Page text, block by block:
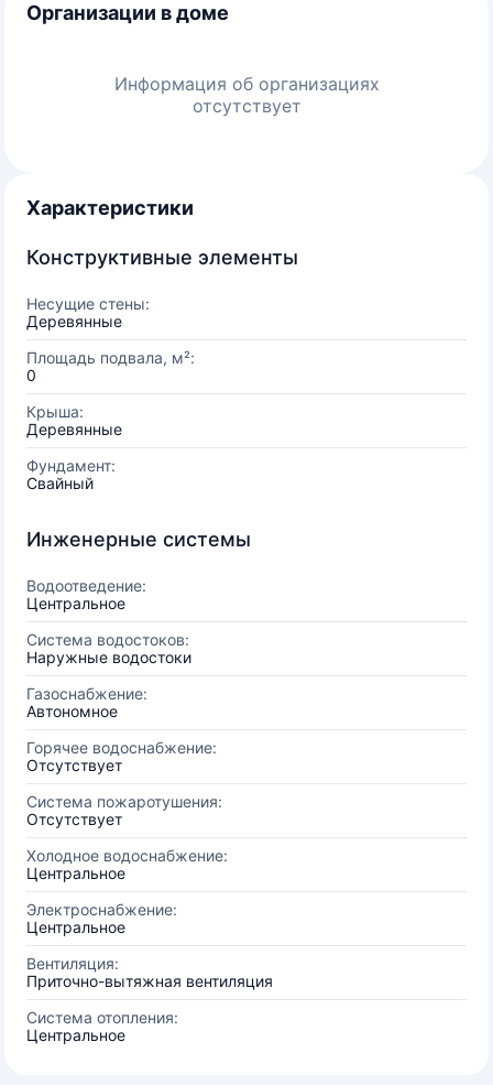
Организации в доме
Информация об организациях
отсутствует
Характеристики
Конструктивные элементы
Несущие стены:
Деревянные
Площадь подвала, м²:
0
Крыша:
Деревянные
Фундамент:
Свайный
Инженерные системы
Водоотведение:
Центральное
Система водостоков:
Наружные водостоки
Газоснабжение:
Автономное
Горячее водоснабжение:
Отсутствует
Система пожаротушения:
Отсутствует
Холодное водоснабжение:
Центральное
Электроснабжение:
Центральное
Вентиляция:
Приточно-вытяжная вентиляция
Система отопления:
Центральное